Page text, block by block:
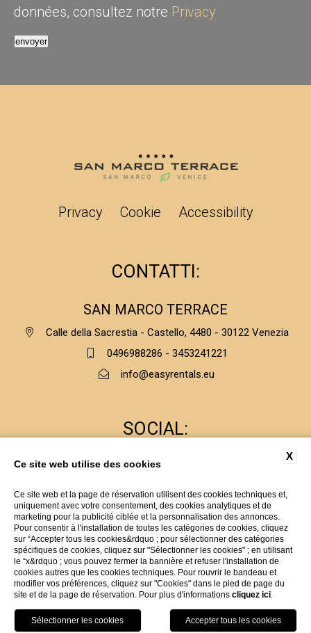
données, consultez notre Privacy
Privacy Cookie Accessibility
CONTATTI:
SAN MARCO TERRACE
Calle della Sacrestia - Castello, 4480 - 30122 Venezia
0496988286 - 3453241221
info@easyrentals.eu
SOCIAL:
Instagram
C.F/P.I: CLVDNQ67C67C111O
Website by Blastness
X
Ce site web utilise des cookies
Ce site web et la page de réservation utilisent des cookies techniques et,
uniquement avec votre consentement, des cookies analytiques et de
marketing pour la publicité ciblée et la personnalisation des annonces.
Pour consentir à l'installation de toutes les catégories de cookies, cliquez
sur “Accepter tous les cookies&rdquo ; pour sélectionner des catégories
spécifiques de cookies, cliquez sur "Sélectionner les cookies" ; en utilisant
le “x&rdquo ; vous pouvez fermer la bannière et refuser l'installation de
cookies autres que les cookies techniques. Pour rouvrir le bandeau et
modifier vos préférences, cliquez sur "Cookies" dans le pied de page du
site et de la page de réservation. Pour plus d'informations cliquez ici